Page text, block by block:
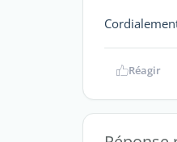
Réagir